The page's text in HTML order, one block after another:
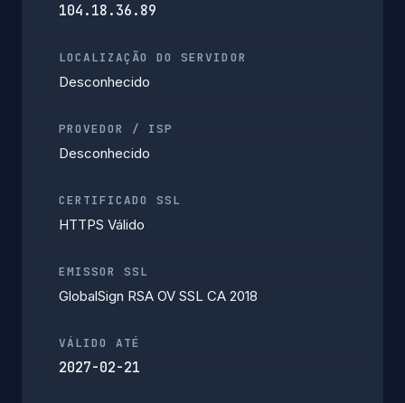
104.18.36.89
LOCALIZAÇÃO DO SERVIDOR
Desconhecido
PROVEDOR / ISP
Desconhecido
CERTIFICADO SSL
HTTPS Válido
EMISSOR SSL
GlobalSign RSA OV SSL CA 2018
VÁLIDO ATÉ
2027-02-21